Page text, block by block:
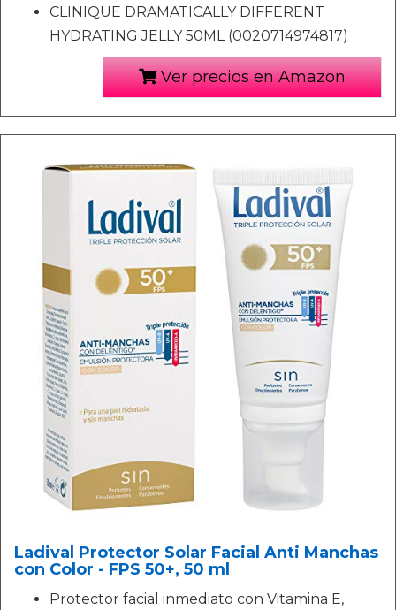
CLINIQUE DRAMATICALLY DIFFERENT
HYDRATING JELLY 50ML (0020714974817)
Ver precios en Amazon
Ladival Protector Solar Facial Anti Manchas
con Color - FPS 50+, 50 ml
Protector facial inmediato con Vitamina E,